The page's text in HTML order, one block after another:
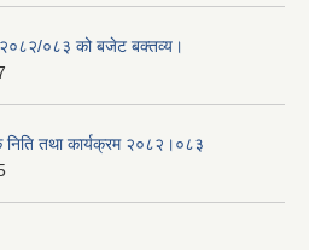
२०८२/०८३ को बजेट बक्तव्य।
निति तथा कार्यक्रम २०८२।०८३